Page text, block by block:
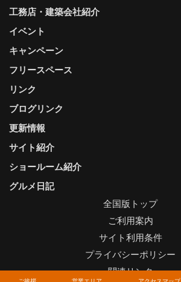
更新情報
サイト紹介
ショールーム紹介
グルメ日記
工務店・建築会社紹介
イベント
キャンペーン
フリースペース
リンク
ブログリンク
全国版トップ
ご利用案内
サイト利用条件
プライバシーポリシー
関連リンク